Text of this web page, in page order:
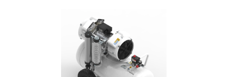
Bildergalerie überspringen